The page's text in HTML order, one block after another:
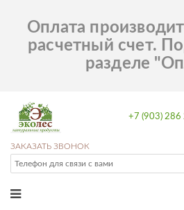
Оплата
расчетный счет.
разделе
+7 (903) 286
ЗАКАЗАТЬ ЗВОНОК